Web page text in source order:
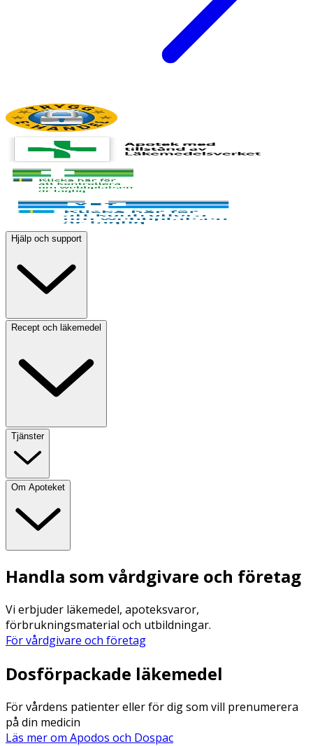
Hjälp och support
Recept och läkemedel
Tjänster
Om Apoteket
Handla som vårdgivare och företag
Vi erbjuder läkemedel, apoteksvaror,
förbrukningsmaterial och utbildningar.
För vårdgivare och företag
Dosförpackade läkemedel
För vårdens patienter eller för dig som vill prenumerera
på din medicin
Läs mer om Apodos och Dospac